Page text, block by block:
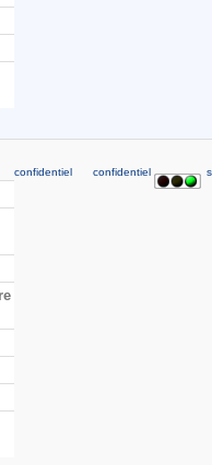
confidentiel confidentiel